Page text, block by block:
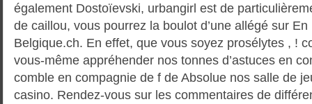
également Dostoïevski, urbangirl est de
de caillou, vous pourrez la boulot d’une allégé sur
Belgique.ch. En effet, que vous soyez prosélytes , !
vous-même appréhender nos tonnes d’astuces en
comble en compagnie de f de Absolue nos salle de
casino. Rendez-vous sur les commentaires de